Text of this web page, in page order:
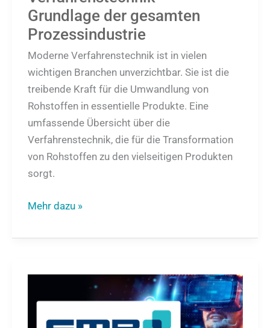
Grundlage der gesamten
Prozessindustrie
Moderne Verfahrenstechnik ist in vielen
wichtigen Branchen unverzichtbar. Sie ist die
treibende Kraft für die Umwandlung von
Rohstoffen in essentielle Produkte. Eine
umfassende Übersicht über die
Verfahrenstechnik, die für die Transformation
von Rohstoffen zu den vielseitigen Produkten
sorgt.
Mehr dazu »
Schroer